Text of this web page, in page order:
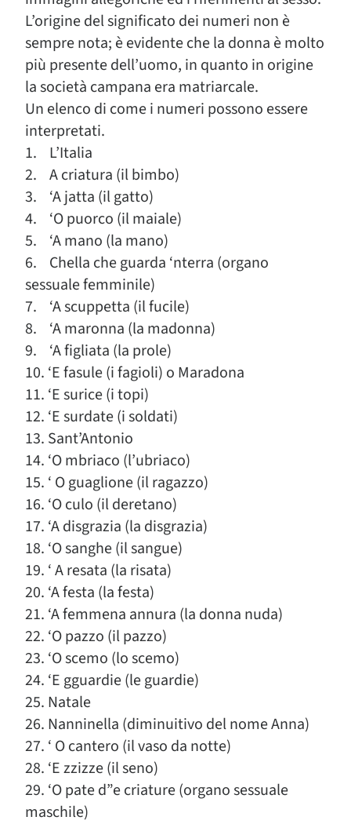
L’origine del significato dei numeri non è
sempre nota; è evidente che la donna è molto
più presente dell’uomo, in quanto in origine
la società campana era matriarcale.
Un elenco di come i numeri possono essere
interpretati.
1. L’Italia
2. A criatura (il bimbo)
3. ‘A jatta (il gatto)
4. ‘O puorco (il maiale)
5. ‘A mano (la mano)
6. Chella che guarda ‘nterra (organo
sessuale femminile)
7. ‘A scuppetta (il fucile)
8. ‘A maronna (la madonna)
9. ‘A figliata (la prole)
10. ‘E fasule (i fagioli) o Maradona
11. ‘E surice (i topi)
12. ‘E surdate (i soldati)
13. Sant’Antonio
14. ‘O mbriaco (l’ubriaco)
15. ‘ O guaglione (il ragazzo)
16. ‘O culo (il deretano)
17. ‘A disgrazia (la disgrazia)
18. ‘O sanghe (il sangue)
19. ‘ A resata (la risata)
20. ‘A festa (la festa)
21. ‘A femmena annura (la donna nuda)
22. ‘O pazzo (il pazzo)
23. ‘O scemo (lo scemo)
24. ‘E gguardie (le guardie)
25. Natale
26. Nanninella (diminuitivo del nome Anna)
27. ‘ O cantero (il vaso da notte)
28. ‘E zzizze (il seno)
29. ‘O pate d”e criature (organo sessuale
maschile)